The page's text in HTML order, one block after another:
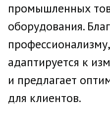
промышленных
оборудования.
адаптируется к
и предлагает
для клиентов.